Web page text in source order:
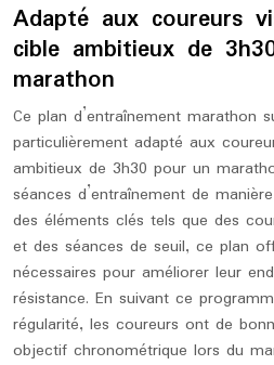
Adapté aux coureurs
cible ambitieux de
marathon
Ce plan d’entraînement marathon
particulièrement adapté aux
ambitieux de 3h30 pour un
séances d’entraînement de
des éléments clés tels que des
et des séances de seuil, ce plan
nécessaires pour améliorer leur
résistance. En suivant ce
régularité, les coureurs ont de
objectif chronométrique lors du